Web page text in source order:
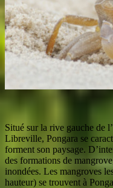
Situé sur la rive gauche de
Libreville, Pongara se
forment son paysage.
des formations de
inondées. Les mangroves
hauteur) se trouvent à